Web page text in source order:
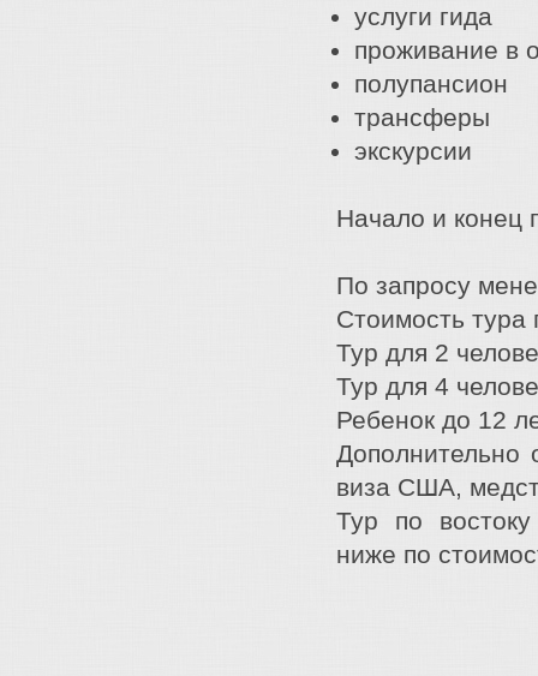
услуги гида
проживание в
полупансион
трансферы
экскурсии
Начало и конец
По запросу
Стоимость тура
Тур для 2
Тур для 4
Ребенок до 12
Дополнительно
виза США,
Тур по
ниже по